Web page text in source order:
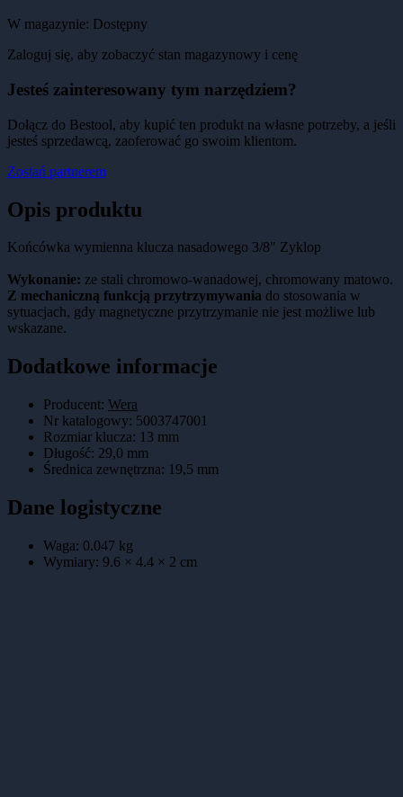
W magazynie: Dostępny
Zaloguj się, aby zobaczyć stan magazynowy i cenę
Jesteś zainteresowany tym narzędziem?
Dołącz do Bestool, aby kupić ten produkt na własne potrzeby, a jeśli
jesteś sprzedawcą, zaoferować go swoim klientom.
Zostań partnerem
Opis produktu
Końcówka wymienna klucza nasadowego 3/8" Zyklop
Wykonanie: ze stali chromowo-wanadowej, chromowany matowo.
Z mechaniczną funkcją przytrzymywania do stosowania w
sytuacjach, gdy magnetyczne przytrzymanie nie jest możliwe lub
wskazane.
Dodatkowe informacje
Producent: Wera
Nr katalogowy: 5003747001
Rozmiar klucza: 13 mm
Długość: 29,0 mm
Średnica zewnętrzna: 19,5 mm
Dane logistyczne
Waga: 0.047 kg
Wymiary: 9.6 × 4.4 × 2 cm